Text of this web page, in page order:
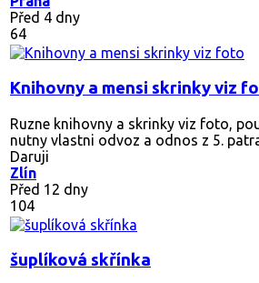
Před 4 dny
64
Knihovny a mensi skrinky viz
Ruzne knihovny a skrinky viz foto,
nutny vlastni odvoz a odnos z 5.
Daruji
Zlín
Před 12 dny
104
šuplíková skřínka